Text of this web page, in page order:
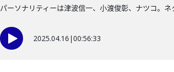
パーソナリティーは津波信一、小渡俊彰、ナツコ。
2025.04.16 |00:56:33